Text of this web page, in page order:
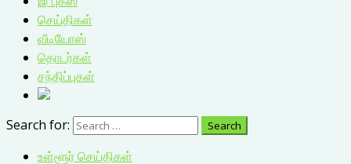
செய்திகள்
வீடியோஸ்
தொடர்கள்
சந்திப்புகள்
Search for:
உள்ளூர் செய்திகள்